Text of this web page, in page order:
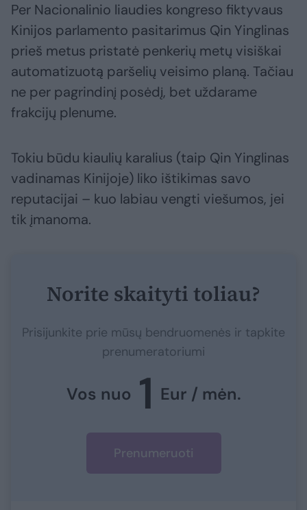
Per Nacionalinio liaudies kongreso fiktyvaus
Kinijos parlamento pasitarimus Qin Yinglinas
prieš metus pristatė penkerių metų visiškai
automatizuotą paršelių veisimo planą. Tačiau
ne per pagrindinį posėdį, bet uždarame
frakcijų plenume.
Tokiu būdu kiaulių karalius (taip Qin Yinglinas
vadinamas Kinijoje) liko ištikimas savo
reputacijai – kuo labiau vengti viešumos, jei
tik įmanoma.
Norite skaityti toliau?
Prisijunkite prie mūsų bendruomenės ir tapkite
prenumeratoriumi
Vos nuo 1 Eur / mėn.
Prenumeruoti